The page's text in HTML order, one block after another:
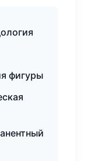
фигуры